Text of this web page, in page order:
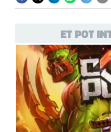
ET POT